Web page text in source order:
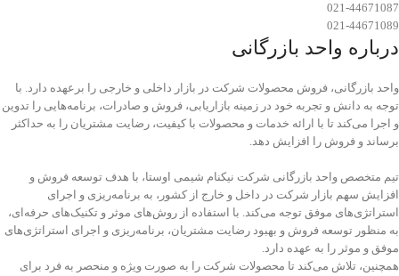
021-44671087
021-44671089
درباره واحد بازرگانی
واحد بازرگانی، فروش محصولات شرکت در بازار داخلی و خارجی را برعهده دارد. با
توجه به دانش و تجربه‌ خود در زمینه بازاریابی، فروش و صادرات، برنامه‌هایی را تدوین
و اجرا می‌کند تا با ارائه خدمات و محصولات با کیفیت، رضایت مشتریان را به حداکثر
برساند و فروش را افزایش دهد.
تیم متخصص واحد بازرگانی شرکت نیکنام شیمی اوستا، با هدف توسعه فروش و
افزایش سهم بازار شرکت در داخل و خارج از کشور، به برنامه‌ریزی و اجرای
استراتژی‌های موفق توجه می‌کند. با استفاده از روش‌های موثر و تکنیک‌های حرفه‌ای،
به منظور توسعه فروش و بهبود رضایت مشتریان، برنامه‌ریزی و اجرای استراتژی‌های
موفق و موثر را به عهده دارد.
همچنین، تلاش می‌کند تا محصولات شرکت را به صورت ویژه و منحصر به فرد برای